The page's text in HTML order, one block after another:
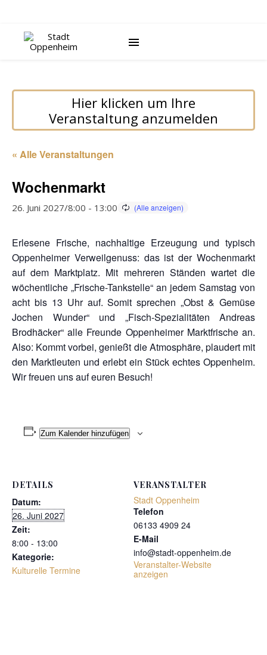
Hier klicken um Ihre
Veranstaltung anzumelden
« Alle Veranstaltungen
Wochenmarkt
26. Juni 2027/8:00 - 13:00
Erlesene Frische, nachhaltige Erzeugung und typisch
Oppenheimer Verweilgenuss: das ist der Wochenmarkt
auf dem Marktplatz. Mit mehreren Ständen wartet die
wöchentliche „Frische-Tankstelle“ an jedem Samstag von
acht bis 13 Uhr auf. Somit sprechen „Obst & Gemüse
Jochen Wunder“ und „Fisch-Spezialitäten Andreas
Brodhäcker“ alle Freunde Oppenheimer Marktfrische an.
Also: Kommt vorbei, genießt die Atmosphäre, plaudert mit
den Marktleuten und erlebt ein Stück echtes Oppenheim.
Wir freuen uns auf euren Besuch!
Zum Kalender hinzufügen
DETAILS
Datum:
26. Juni 2027
Zeit:
8:00 - 13:00
Kategorie:
Kulturelle Termine
VERANSTALTER
Stadt Oppenheim
Telefon
06133 4909 24
E-Mail
info@stadt-oppenheim.de
Veranstalter-Website
anzeigen